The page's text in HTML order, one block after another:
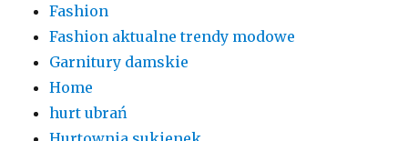
Fashion
Fashion aktualne trendy modowe
Garnitury damskie
Home
hurt ubrań